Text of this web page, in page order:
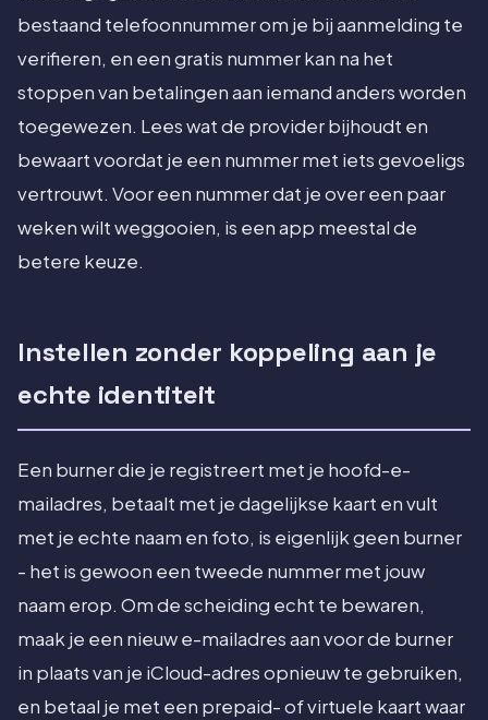
bestaand telefoonnummer om je bij aanmelding te
verifieren, en een gratis nummer kan na het
stoppen van betalingen aan iemand anders worden
toegewezen. Lees wat de provider bijhoudt en
bewaart voordat je een nummer met iets gevoeligs
vertrouwt. Voor een nummer dat je over een paar
weken wilt weggooien, is een app meestal de
betere keuze.
Instellen zonder koppeling aan je
echte identiteit
Een burner die je registreert met je hoofd-e-
mailadres, betaalt met je dagelijkse kaart en vult
met je echte naam en foto, is eigenlijk geen burner
- het is gewoon een tweede nummer met jouw
naam erop. Om de scheiding echt te bewaren,
maak je een nieuw e-mailadres aan voor de burner
in plaats van je iCloud-adres opnieuw te gebruiken,
en betaal je met een prepaid- of virtuele kaart waar